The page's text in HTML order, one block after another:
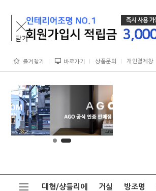
즐겨찾기 바로가기 상품문의 개인결제창
대형/샹들리에 거실 방조명